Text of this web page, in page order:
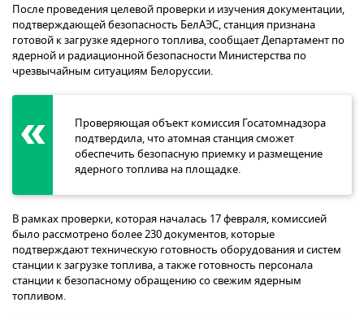
После проведения целевой проверки и изучения документации,
подтверждающей безопасность БелАЭС, станция признана
готовой к загрузке ядерного топлива, сообщает Департамент по
ядерной и радиационной безопасности Министерства по
чрезвычайным ситуациям Белоруссии.
Проверяющая объект комиссия Госатомнадзора
подтвердила, что атомная станция сможет
обеспечить безопасную приемку и размещение
ядерного топлива на площадке.
В рамках проверки, которая началась 17 февраля, комиссией
было рассмотрено более 230 документов, которые
подтверждают техническую готовность оборудования и систем
станции к загрузке топлива, а также готовность персонала
станции к безопасному обращению со свежим ядерным
топливом.